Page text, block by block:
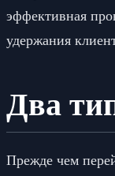
эффективная
удержания
Два
Прежде чем